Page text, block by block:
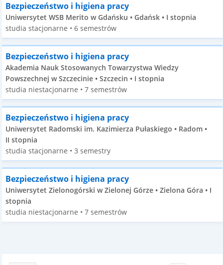
Bezpieczeństwo i higiena pracy
Uniwersytet WSB Merito w Gdańsku • Gdańsk • I stopnia
studia stacjonarne • 6 semestrów
Bezpieczeństwo i higiena pracy
Akademia Nauk Stosowanych Towarzystwa Wiedzy
Powszechnej w Szczecinie • Szczecin • I stopnia
studia niestacjonarne • 7 semestrów
Bezpieczeństwo i higiena pracy
Uniwersytet Radomski im. Kazimierza Pułaskiego • Radom •
II stopnia
studia stacjonarne • 3 semestry
Bezpieczeństwo i higiena pracy
Uniwersytet Zielonogórski w Zielonej Górze • Zielona Góra • I
stopnia
studia niestacjonarne • 7 semestrów